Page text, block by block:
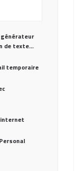
générateur
de texte…
temporaire